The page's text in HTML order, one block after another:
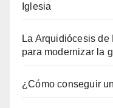
Iglesia
La Arquidiócesis
para modernizar la
¿Cómo conseguir